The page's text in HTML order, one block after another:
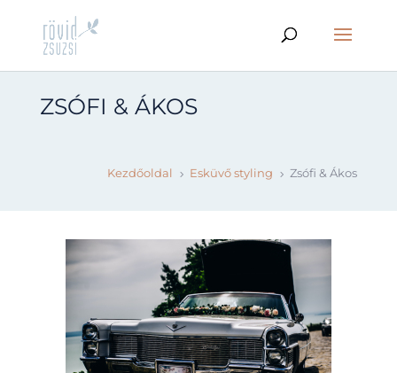
ZSÓFI & ÁKOS
Kezdőoldal 5 Esküvő styling 5 Zsófi & Ákos